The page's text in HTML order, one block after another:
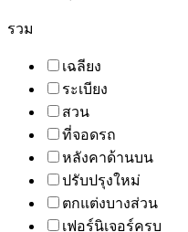
รวม
เฉลียง
ระเบียง
สวน
ที่จอดรถ
หลังคาด้านบน
ปรับปรุงใหม่
ตกแต่งบางส่วน
เฟอร์นิเจอร์ครบ